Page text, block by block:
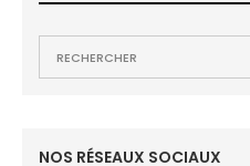
NOS RÉSEAUX SOCIAUX